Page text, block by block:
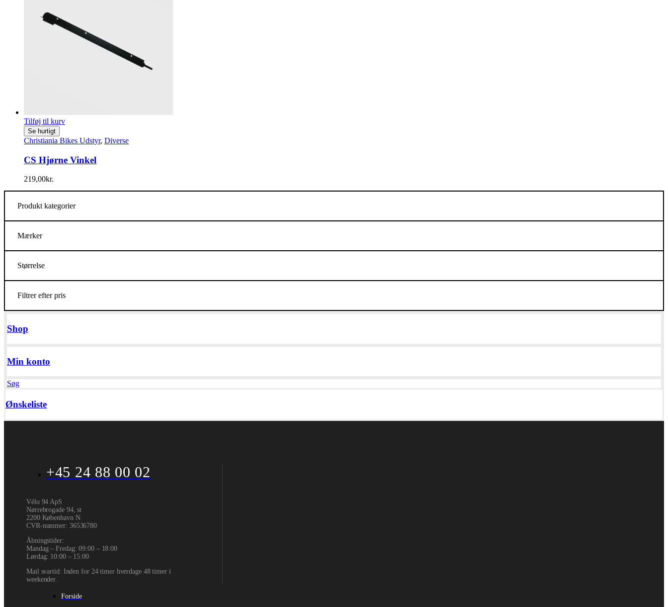
Tilføj til kurv
Se hurtigt
Christiania Bikes Udstyr, Diverse
CS Hjørne Vinkel
219,00kr.
Produkt kategorier
Mærker
Størrelse
Filtrer efter pris
Shop
Min konto
Søg
Ønskeliste
+45 24 88 00 02
Vélo 94 ApS
Nørrebrogade 94, st
2200 København N
CVR-nummer: 36536780
Åbningstider:
Mandag – Fredag: 09:00 – 18:00
Lørdag: 10:00 – 15:00
Mail svartid: Inden for 24 timer hverdage 48 timer i
weekender.
Forside